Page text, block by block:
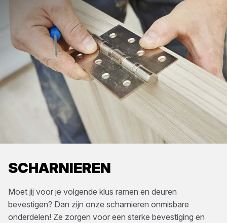
SCHARNIEREN
Moet jij voor je volgende klus ramen en deuren
bevestigen? Dan zijn onze scharnieren onmisbare
onderdelen! Ze zorgen voor een sterke bevestiging en